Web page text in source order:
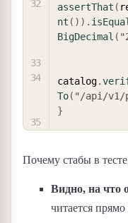
assertThat (
nt ( ) ) .
BigDecimal (
catalog.
To( "/api/v1/
}
Почему стабы в
Видно, на что
читается прямо